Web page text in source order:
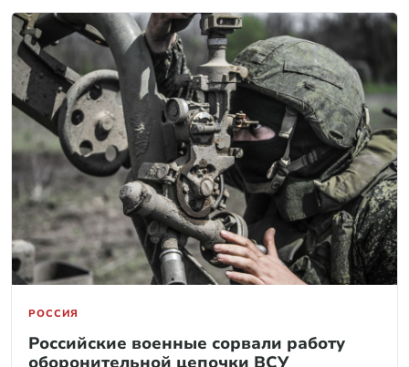
РОССИЯ
Российские военные сорвали работу
оборонительной цепочки ВСУ